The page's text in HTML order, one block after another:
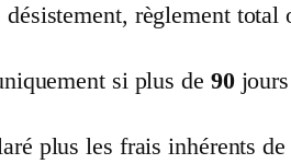
règlement
si plus de 90jours
plus les frais inhérents de